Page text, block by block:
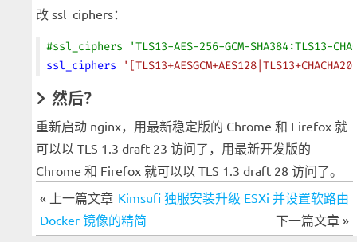
改 ssl_ciphers：
#ssl_ciphers 'TLS13-AES-256-GCM-SHA384:TLS13-
ssl_ciphers
然后？
重新启动 nginx，用最新稳定版的 Chrome 和 Firefox 就
可以以 TLS 1.3 draft 23 访问了，用最新开发版的
Chrome 和 Firefox 就可以以 TLS 1.3 draft 28 访问了。
Kimsufi 独服安装升级 ESXi 并设置软路由
下一篇文章 »
« 上一篇文章
Docker 镜像的精简